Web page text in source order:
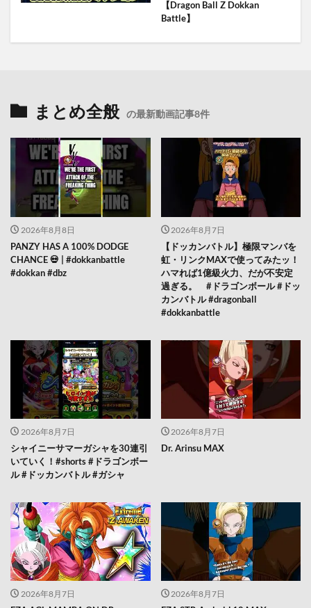
【Dragon Ball Z Dokkan
Battle】
まとめ全般 の最新動画記事8件
2026年8月8日
PANZY HAS A 100% DODGE
CHANCE 💀 | #dokkanbattle
#dokkan #dbz
2026年8月7日
【ドッカンバトル】極限マンバを
虹・リンクMAXで使ってみたッ！
ハマれば1億級火力、だが不安定
過ぎる。 #ドラゴンボール #ドッ
カンバトル #dragonball
#dokkanbattle
2026年8月7日
シャイニーサマーガシャを30連引
いていく！#shorts #ドラゴンボー
ル #ドッカンバトル #ガシャ
2026年8月7日
Dr. Arinsu MAX
2026年8月7日 2026年8月7日